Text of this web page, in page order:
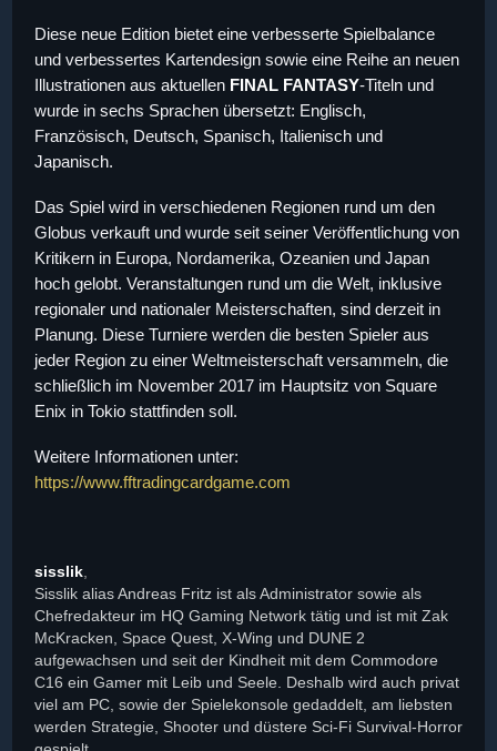
Diese neue Edition bietet eine verbesserte Spielbalance
und verbessertes Kartendesign sowie eine Reihe an neuen
Illustrationen aus aktuellen FINAL FANTASY-Titeln und
wurde in sechs Sprachen übersetzt: Englisch,
Französisch, Deutsch, Spanisch, Italienisch und
Japanisch.
Das Spiel wird in verschiedenen Regionen rund um den
Globus verkauft und wurde seit seiner Veröffentlichung von
Kritikern in Europa, Nordamerika, Ozeanien und Japan
hoch gelobt. Veranstaltungen rund um die Welt, inklusive
regionaler und nationaler Meisterschaften, sind derzeit in
Planung. Diese Turniere werden die besten Spieler aus
jeder Region zu einer Weltmeisterschaft versammeln, die
schließlich im November 2017 im Hauptsitz von Square
Enix in Tokio stattfinden soll.
Weitere Informationen unter:
https://www.fftradingcardgame.com
sisslik,
Sisslik alias Andreas Fritz ist als Administrator sowie als
Chefredakteur im HQ Gaming Network tätig und ist mit Zak
McKracken, Space Quest, X-Wing und DUNE 2
aufgewachsen und seit der Kindheit mit dem Commodore
C16 ein Gamer mit Leib und Seele. Deshalb wird auch privat
viel am PC, sowie der Spielekonsole gedaddelt, am liebsten
werden Strategie, Shooter und düstere Sci-Fi Survival-Horror